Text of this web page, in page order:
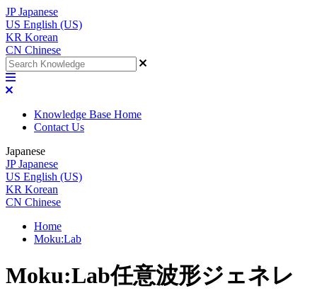
JP Japanese
US English (US)
KR Korean
CN Chinese
Knowledge Base Home
Contact Us
Japanese
JP Japanese
US English (US)
KR Korean
CN Chinese
Home
Moku:Lab
Moku:Lab任意波形ジェネレ